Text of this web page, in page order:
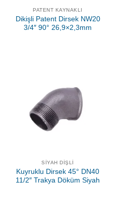
PATENT KAYNAKLI
Dikişli Patent Dirsek NW20
3/4″ 90° 26,9×2,3mm
SIYAH DIŞLI
Kuyruklu Dirsek 45° DN40
11/2″ Trakya Döküm Siyah